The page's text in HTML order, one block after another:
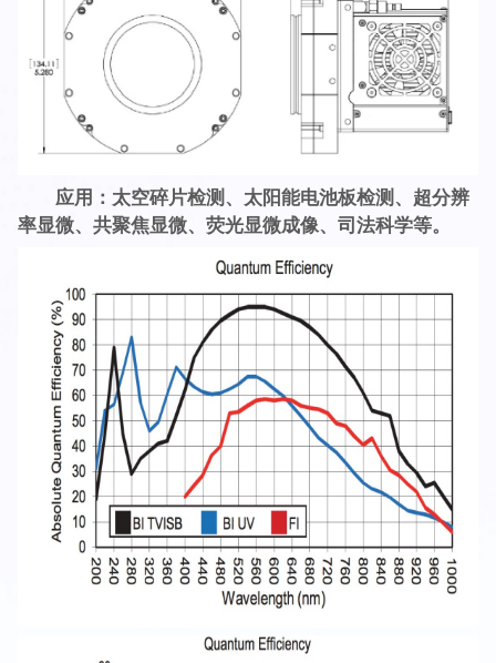
应用：太空碎片检测、太阳能电池板检测、超分辨
率显微、共聚焦显微、荧光显微成像、司法科学等。